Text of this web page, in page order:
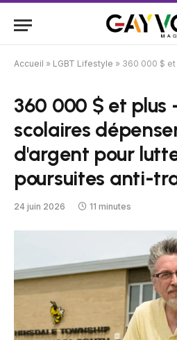
Accueil » LGBT Lifestyle » 360 000 $ et plus – les districts
360 000 $ et plus
scolaires
d'argent pour
poursuites anti-
24 juin 2026 11 minutes